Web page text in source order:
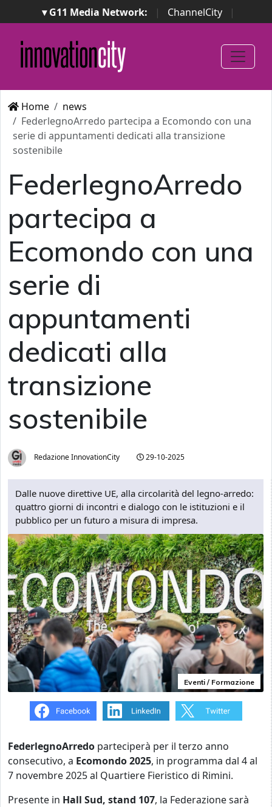
▾ G11 Media Network: | ChannelCity
|
ImpresaCity | SecurityOpenLab | Italian Channel
Awards
Italian Project Awards
Italian Security
Awards
Home
news
FederlegnoArredo partecipa a Ecomondo con una
serie di appuntamenti dedicati alla transizione
sostenibile
FederlegnoArredo
partecipa a
Ecomondo con una
serie di
appuntamenti
dedicati alla
transizione
sostenibile
Redazione InnovationCity 29-10-2025
Dalle nuove direttive UE, alla circolarità del legno-arredo:
quattro giorni di incontri e dialogo con le istituzioni e il
pubblico per un futuro a misura di impresa.
Eventi / Formazione
FederlegnoArredo parteciperà per il terzo anno
consecutivo, a Ecomondo 2025, in programma dal 4 al
7 novembre 2025 al Quartiere Fieristico di Rimini.
Presente in Hall Sud, stand 107, la Federazione sarà